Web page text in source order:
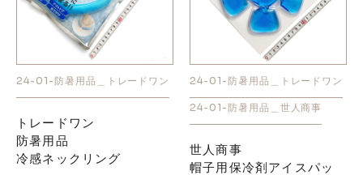
お知らせ
採用情報
24-01-防暑用品＿トレードワン
トレードワン
防暑用品
冷感ネックリング
24-01-防暑用品＿トレードワン
24-01-防暑用品＿世人商事
世人商事
帽子用保冷剤アイスパッ